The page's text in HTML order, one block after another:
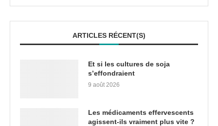
ARTICLES RÉCENT(S)
Et si les cultures de soja
s’effondraient
9 août 2026
Les médicaments effervescents
agissent-ils vraiment plus vite ?